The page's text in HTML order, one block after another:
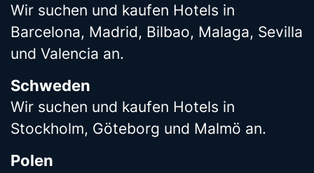
Wir suchen und kaufen Hotels in
Barcelona, Madrid, Bilbao, Malaga, Sevilla
und Valencia an.
Schweden
Wir suchen und kaufen Hotels in
Stockholm, Göteborg und Malmö an.
Polen